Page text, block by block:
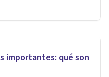
importantes: qué son